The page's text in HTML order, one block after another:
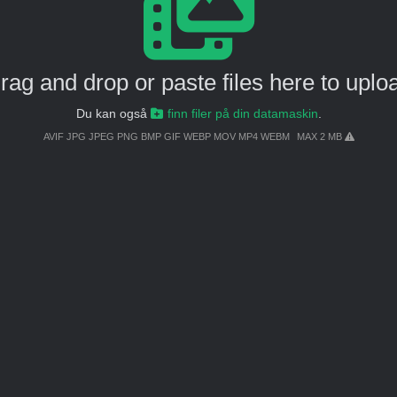
and drop or paste files here to
Du kan også finn filer på din datamaskin
AVIF JPG JPEG PNG BMP GIF WEBP MOV MP4 WEBM MAX 2 MB